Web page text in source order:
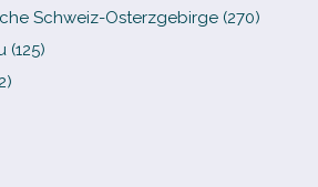
Schweiz-​Osterzgebirge (270)
(125)